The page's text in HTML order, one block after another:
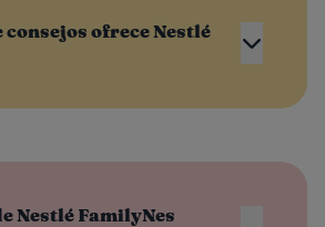
consejos ofrece Nestlé
Nestlé FamilyNes